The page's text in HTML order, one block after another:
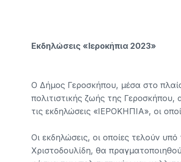
Εκδηλώσεις «Ιεροκήπια 2023»
Ο Δήμος Γεροσκήπου, μέσα στο
πολιτιστικής ζωής της
τις εκδηλώσεις «ΙΕΡΟΚΗΠΙΑ», οι
Οι εκδηλώσεις, οι οποίες τελούν
Χριστοδουλίδη, θα